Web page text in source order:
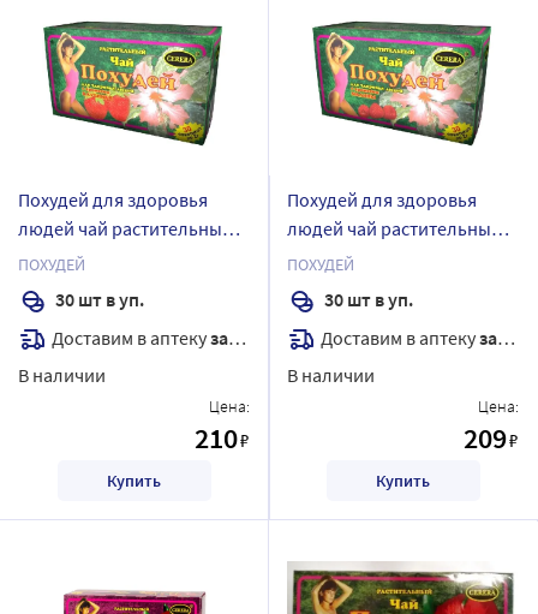
Похудей для здоровья
людей чай растительный/
клубника 2 гр 30 шт.
фильтр-пакеты
ПОХУДЕЙ
30 шт в уп.
Доставим в аптекузавтра
В наличии
Цена:
210₽
Купить
Похудей для здоровья
людей чай растительный/
малина 2 гр 30 шт. фильтр-
пакеты
ПОХУДЕЙ
30 шт в уп.
Доставим в аптекузавтра
В наличии
Цена:
209₽
Купить